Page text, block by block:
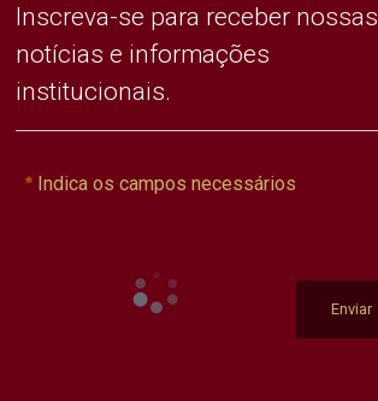
Inscreva-se para receber nossas
notícias e informações
institucionais.
Indica os campos necessários
Enviar